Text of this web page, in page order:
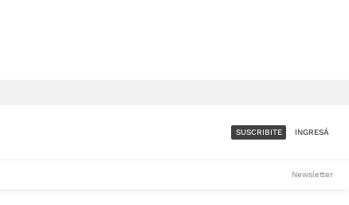
SUSCRIBITE INGRESÁ
Newsletter